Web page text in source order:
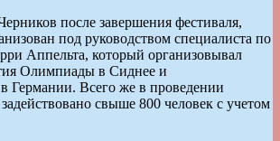
после завершения фестиваля,
под руководством специалиста по
Аппельта, который организовывал
Олимпиады в Сиднее и
Германии. Всего же в проведении
свыше 800 человек с учетом